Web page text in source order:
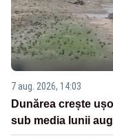
7 aug. 2026, 14:03
Dunărea crește
sub media lunii